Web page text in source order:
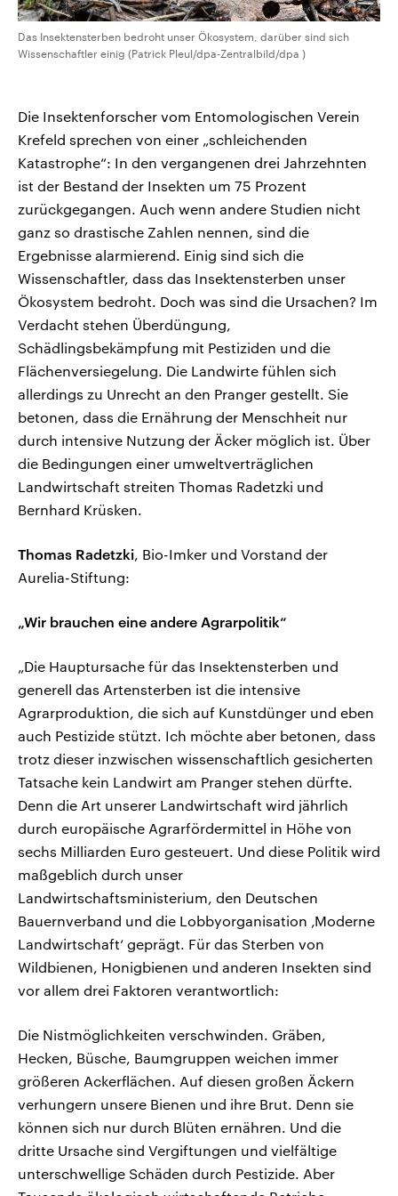
Das Insektensterben bedroht unser Ökosystem, darüber sind sich
Wissenschaftler einig (Patrick Pleul/dpa-Zentralbild/dpa )
Die Insektenforscher vom Entomologischen Verein
Krefeld sprechen von einer „schleichenden
Katastrophe“: In den vergangenen drei Jahrzehnten
ist der Bestand der Insekten um 75 Prozent
zurückgegangen. Auch wenn andere Studien nicht
ganz so drastische Zahlen nennen, sind die
Ergebnisse alarmierend. Einig sind sich die
Wissenschaftler, dass das Insektensterben unser
Ökosystem bedroht. Doch was sind die Ursachen? Im
Verdacht stehen Überdüngung,
Schädlingsbekämpfung mit Pestiziden und die
Flächenversiegelung. Die Landwirte fühlen sich
allerdings zu Unrecht an den Pranger gestellt. Sie
betonen, dass die Ernährung der Menschheit nur
durch intensive Nutzung der Äcker möglich ist. Über
die Bedingungen einer umweltverträglichen
Landwirtschaft streiten Thomas Radetzki und
Bernhard Krüsken.
Thomas Radetzki, Bio-Imker und Vorstand der
Aurelia-Stiftung:
„Wir brauchen eine andere Agrarpolitik“
„Die Hauptursache für das Insektensterben und
generell das Artensterben ist die intensive
Agrarproduktion, die sich auf Kunstdünger und eben
auch Pestizide stützt. Ich möchte aber betonen, dass
trotz dieser inzwischen wissenschaftlich gesicherten
Tatsache kein Landwirt am Pranger stehen dürfte.
Denn die Art unserer Landwirtschaft wird jährlich
durch europäische Agrarfördermittel in Höhe von
sechs Milliarden Euro gesteuert. Und diese Politik wird
maßgeblich durch unser
Landwirtschaftsministerium, den Deutschen
Bauernverband und die Lobbyorganisation ‚Moderne
Landwirtschaft‘ geprägt. Für das Sterben von
Wildbienen, Honigbienen und anderen Insekten sind
vor allem drei Faktoren verantwortlich:
Die Nistmöglichkeiten verschwinden. Gräben,
Hecken, Büsche, Baumgruppen weichen immer
größeren Ackerflächen. Auf diesen großen Äckern
verhungern unsere Bienen und ihre Brut. Denn sie
können sich nur durch Blüten ernähren. Und die
dritte Ursache sind Vergiftungen und vielfältige
unterschwellige Schäden durch Pestizide. Aber